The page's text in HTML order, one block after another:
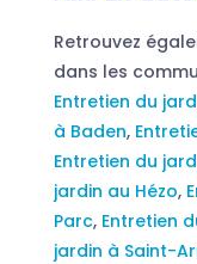
Retrouvez
dans les
Entretien du
à Baden,
Entretien du
jardin au Hézo,
Parc, Entretien
jardin à Saint-